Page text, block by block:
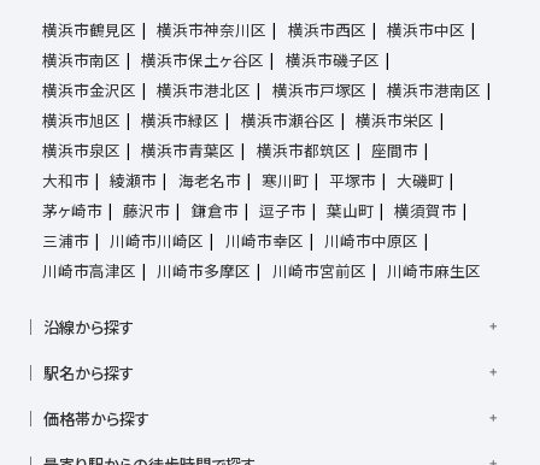
横浜市鶴見区
横浜市神奈川区 横浜市西区
横浜市中区
横浜市南区
横浜市保土ヶ谷区
横浜市磯子区
横浜市金沢区
横浜市港北区 横浜市戸塚区
横浜市港南区
横浜市旭区
横浜市緑区 横浜市瀬谷区
横浜市栄区
横浜市泉区
横浜市青葉区 横浜市都筑区
座間市
大和市
綾瀬市 海老名市 寒川町 平塚市
大磯町
茅ヶ崎市
藤沢市 鎌倉市 逗子市 葉山町
横須賀市
三浦市
川崎市川崎区 川崎市幸区
川崎市中原区
川崎市高津区
川崎市多摩区 川崎市宮前区 川崎市麻生区
沿線から探す
横須賀線
湘南新宿ライン高海
駅名から探す
上大岡駅
鴨居駅
価格帯から探す